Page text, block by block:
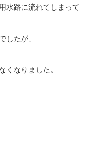
水路に流れてしまって
したが、
くなりました。